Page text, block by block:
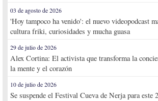
03 de agosto de 2026
'Hoy tampoco ha venido': el nuevo videopodcast
cultura friki, curiosidades y mucha guasa
29 de julio de 2026
Alex Cortina: El activista que transforma la
la mente y el corazón
10 de julio de 2026
Se suspende el Festival Cueva de Nerja para este